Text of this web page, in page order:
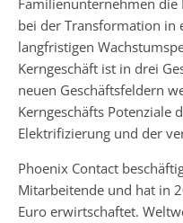
Familienunternehmen
bei der Transformation in
langfristigen
Kerngeschäft ist in drei
neuen Geschäftsfeldern
Kerngeschäfts Potenziale
Elektrifizierung und der
Phoenix Contact
Mitarbeitende und hat in
Euro erwirtschaftet.